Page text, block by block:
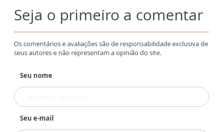
Seja o primeiro a comentar
Os comentários e avaliações são de responsabilidade exclusiva de
seus autores e não representam a opinião do site.
Seu nome
Seu e-mail